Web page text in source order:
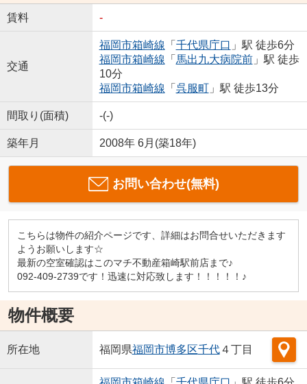
賃料 -
交通
福岡市箱崎線 「 千代県庁口 」駅 徒歩6分
福岡市箱崎線 「 馬出九大病院前」駅 徒歩
10分
福岡市箱崎線 「 呉服町」駅 徒歩13分
間取り(面積) -(-)
築年月 2008年 6月(築18年)
お問い合わせ(無料)
こちらは物件の紹介ページです、詳細はお問合せいただきます
ようお願いします☆
最新の空室確認はこのマチ不動産箱崎駅前店まで♪
092-409-2739です！迅速に対応致します！！！！！♪
物件概要
所在地 福岡県福岡市博多区千代４丁目